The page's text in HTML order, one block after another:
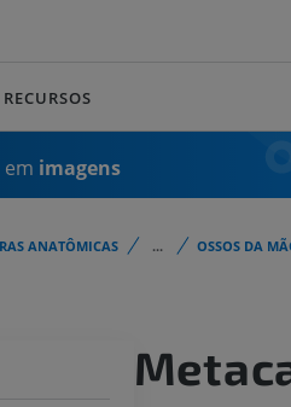
RECURSOS
imagens
ANATÔMICAS ... OSSOS DA